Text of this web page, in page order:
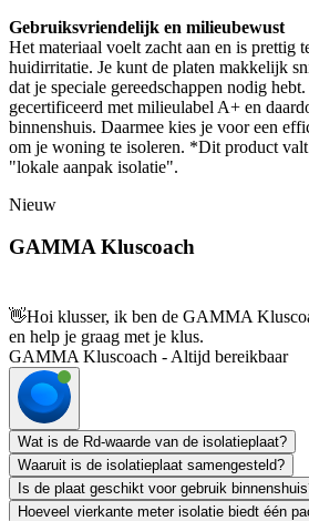
Gebruiksvriendelijk en milieubewust
Het materiaal voelt zacht aan en is prettig
huidirritatie. Je kunt de platen makkelijk
dat je speciale gereedschappen nodig
gecertificeerd met milieulabel A+ en
binnenshuis. Daarmee kies je voor een
om je woning te isoleren. *Dit product
"lokale aanpak isolatie".
Nieuw
GAMMA Kluscoach
👋Hoi klusser, ik ben de GAMMA
en help je graag met je klus.
GAMMA Kluscoach - Altijd bereikbaar
Wat is de Rd-waarde van de isolatieplaat?
Waaruit is de isolatieplaat samengesteld?
Is de plaat geschikt voor gebruik
Hoeveel vierkante meter isolatie biedt één